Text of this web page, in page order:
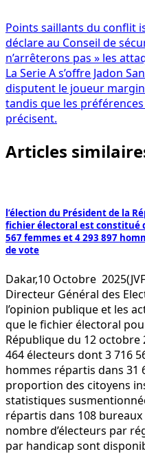
Navigation
de
l’article
Points saillants du conflit
déclare au Conseil de
n’arrêterons pas » les
La Serie A s’offre Jadon
disputent le joueur
tandis que les
précisent.
Articles
l’élection du Président de la
fichier électoral est constitué
567 femmes et 4 293 897
de vote
Dakar,10 Octobre
Directeur Général des
l’opinion publique et les
que le fichier électoral
République du 12 octobre
464 électeurs dont 3 716
hommes répartis dans 31
proportion des citoyens
statistiques
répartis dans 108
nombre d’électeurs par
par handicap sont